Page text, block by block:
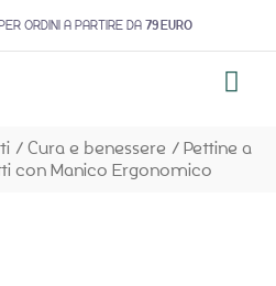
ORDINI A PARTIRE DA 79 EURO
/ Cura e benessere / Pettine a
con Manico Ergonomico